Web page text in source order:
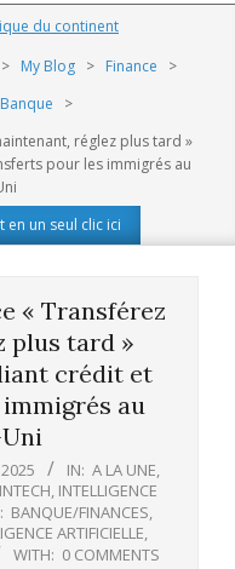
du continent
> My Blog > Finance
>
Banque
>
réglez plus tard »
pour les immigrés au
en un seul clic ici
« Transférez
plus tard »
crédit et
au
IN: A LA UNE,
, INTELLIGENCE
BANQUE/FINANCES,
ARTIFICIELLE,
WITH: 0 COMMENTS